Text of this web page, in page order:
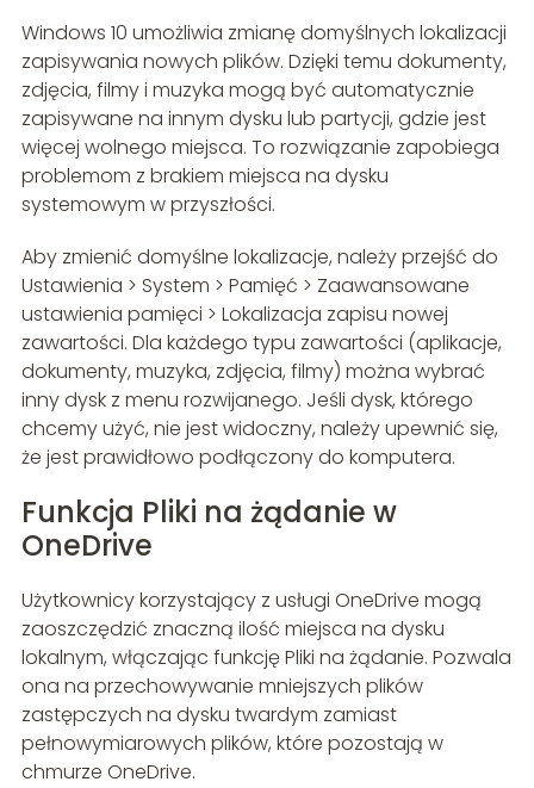
Windows 10 umożliwia zmianę domyślnych lokalizacji
zapisywania nowych plików. Dzięki temu dokumenty,
zdjęcia, filmy i muzyka mogą być automatycznie
zapisywane na innym dysku lub partycji, gdzie jest
więcej wolnego miejsca. To rozwiązanie zapobiega
problemom z brakiem miejsca na dysku
systemowym w przyszłości.
Aby zmienić domyślne lokalizacje, należy przejść do
Ustawienia > System > Pamięć > Zaawansowane
ustawienia pamięci > Lokalizacja zapisu nowej
zawartości. Dla każdego typu zawartości (aplikacje,
dokumenty, muzyka, zdjęcia, filmy) można wybrać
inny dysk z menu rozwijanego. Jeśli dysk, którego
chcemy użyć, nie jest widoczny, należy upewnić się,
że jest prawidłowo podłączony do komputera.
Funkcja Pliki na żądanie w
OneDrive
Użytkownicy korzystający z usługi OneDrive mogą
zaoszczędzić znaczną ilość miejsca na dysku
lokalnym, włączając funkcję Pliki na żądanie. Pozwala
ona na przechowywanie mniejszych plików
zastępczych na dysku twardym zamiast
pełnowymiarowych plików, które pozostają w
chmurze OneDrive.